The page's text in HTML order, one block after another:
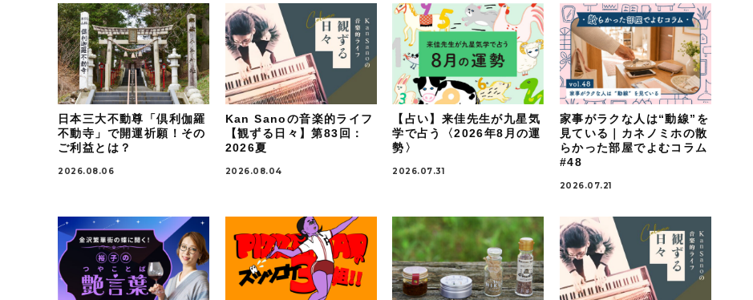
日本三大不動尊「倶利伽羅
不動寺」で開運祈願！その
ご利益とは？
2026.08.06
Kan Sanoの音楽的ライフ
【観ずる日々】第83回：
2026夏
2026.08.04
【占い】来佳先生が九星気
学で占う〈2026年8月の運
勢〉
2026.07.31
家事がラクな人は“動線”を
見ている｜カネノミホの散
らかった部屋でよむコラム
#48
2026.07.21